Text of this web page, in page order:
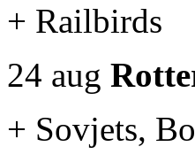
+ Railbirds
24 aug
+ Sovjets,